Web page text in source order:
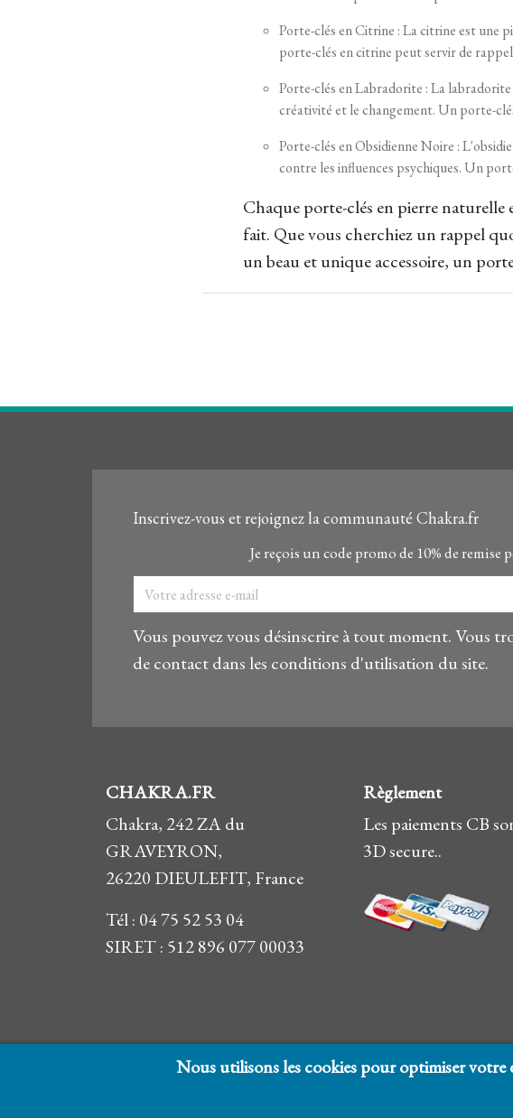
Nous utilisons les cookies pour optimiser votre
Porte-clés en Citrine : La citrine est une
porte-clés en citrine peut servir de
Porte-clés en Labradorite : La
créativité et le changement. Un porte-
Porte-clés en Obsidienne Noire :
contre les influences psychiques. Un
Chaque porte-clés en pierre naturelle
fait. Que vous cherchiez un rappel
un beau et unique accessoire, un
Inscrivez-vous et rejoignez la communauté Chakra.fr
Je reçois un code promo de 10% de
Vous pouvez vous désinscrire à tout moment. Vous
de contact dans les conditions d'utilisation du site.
CHAKRA.FR
Chakra, 242 ZA du
GRAVEYRON,
26220 DIEULEFIT, France
Tél : 04 75 52 53 04
SIRET : 512 896 077 00033
Règlement
Les paiements CB
3D secure..